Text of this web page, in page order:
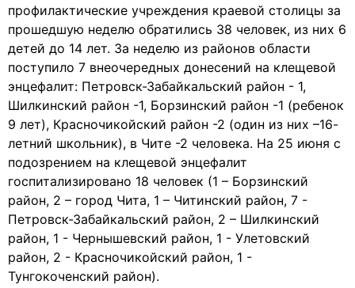
профилактические учреждения краевой столицы за
прошедшую неделю обратились 38 человек, из них 6
детей до 14 лет. За неделю из районов области
поступило 7 внеочередных донесений на клещевой
энцефалит: Петровск-Забайкальский район - 1,
Шилкинский район -1, Борзинский район -1 (ребенок
9 лет), Красночикойский район -2 (один из них –16-
летний школьник), в Чите -2 человека. На 25 июня с
подозрением на клещевой энцефалит
госпитализировано 18 человек (1 – Борзинский
район, 2 – город Чита, 1 – Читинский район, 7 -
Петровск-Забайкальский район, 2 – Шилкинский
район, 1 - Чернышевский район, 1 - Улетовский
район, 2 - Красночикойский район, 1 -
Тунгокоченский район).